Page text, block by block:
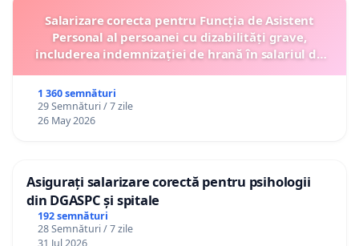
Salarizare corecta pentru Funcția de Asistent
Personal al persoanei cu dizabilități grave,
includerea indemnizației de hrană în salariul de
1 360 semnături
29 Semnături / 7 zile
26 May 2026
Asigurați salarizare corectă pentru psihologii
din DGASPC și spitale
192 semnături
28 Semnături / 7 zile